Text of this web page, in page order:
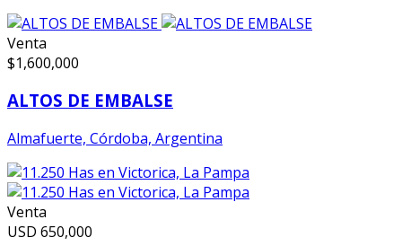
Venta
$1,600,000
ALTOS DE EMBALSE
Almafuerte, Córdoba, Argentina
Venta
USD 650,000